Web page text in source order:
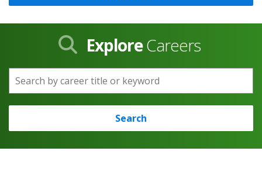
ExploreCareers
Search by career title or keyword
Search